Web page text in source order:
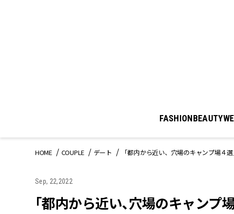
FASHIONBEAUTY
HOME COUPLE デート 「都内から近い、穴場のキャンプ場４
Sep, 22,2022
「都内から近い、穴場のキャン